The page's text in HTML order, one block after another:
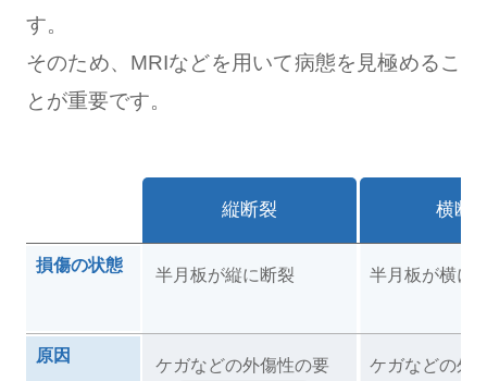
す。
そのため、MRIなどを用いて病態を見極めるこ
とが重要です。
縦断裂 横断
損傷の状態
半月板が縦に断裂 半月板が横に
原因
ケガなどの外傷性の要
ケガなどの外